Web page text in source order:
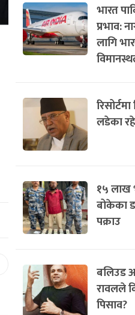
भारत
प्रभाव:
लागि
लडेका
१५ लाख
बोकेका
पक्राउ
बलिउड
रावलले
पिसाव?